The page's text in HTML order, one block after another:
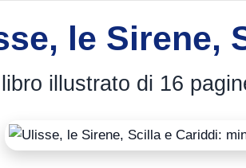
le Sirene,
illustrato di 16